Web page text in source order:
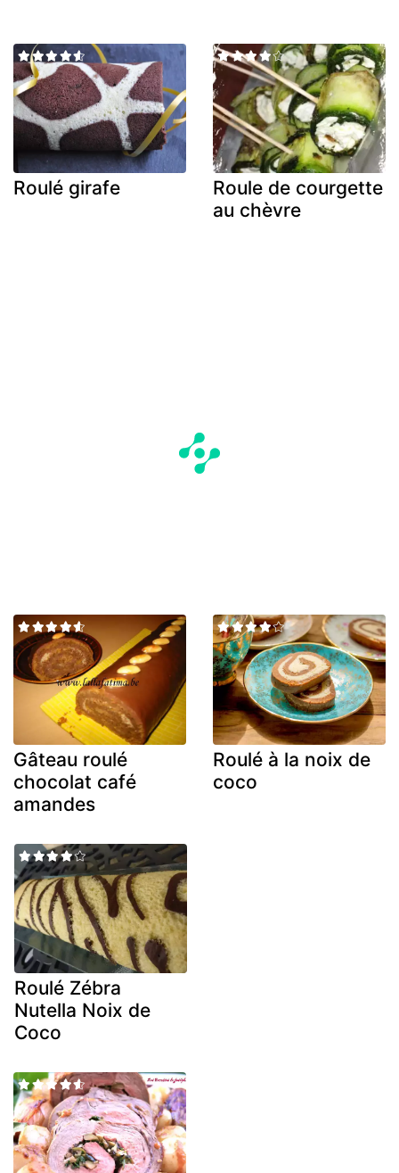
Roulé girafe
Roule de courgette
au chèvre
Gâteau roulé
chocolat café
amandes
Roulé à la noix de
coco
Roulé Zébra
Nutella Noix de
Coco